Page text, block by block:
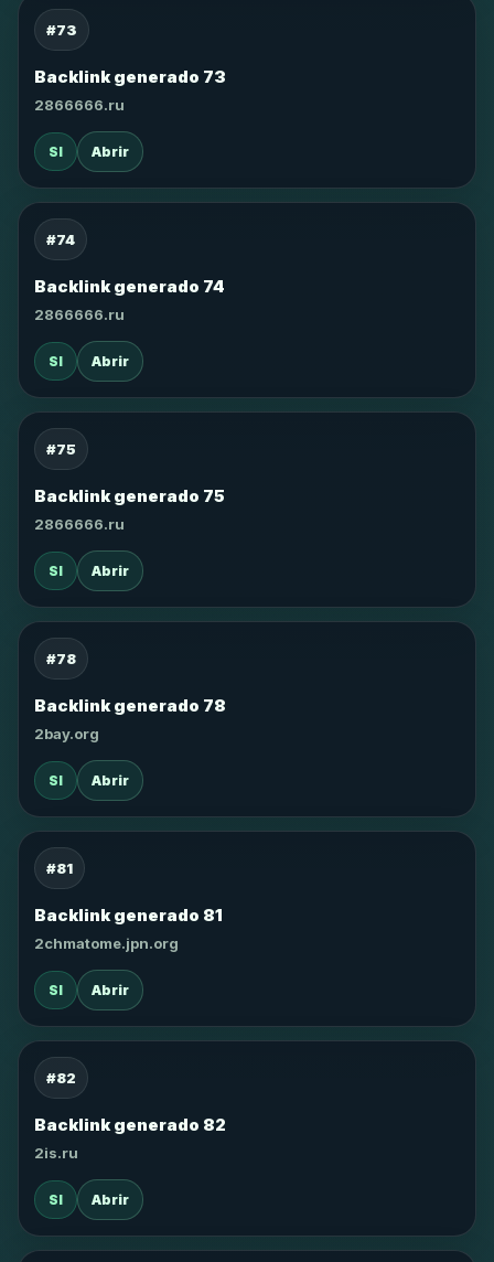
#73
Backlink generado 73
2866666.ru
SI Abrir
#74
Backlink generado 74
2866666.ru
SI Abrir
#75
Backlink generado 75
2866666.ru
SI Abrir
#78
Backlink generado 78
2bay.org
SI Abrir
#81
Backlink generado 81
2chmatome.jpn.org
SI Abrir
#82
Backlink generado 82
2is.ru
SI Abrir